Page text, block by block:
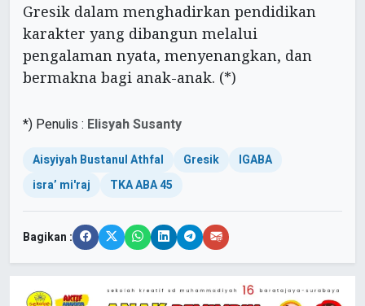
Gresik dalam menghadirkan pendidikan
karakter yang dibangun melalui
pengalaman nyata, menyenangkan, dan
bermakna bagi anak-anak. (*)
*) Penulis : Elisyah Susanty
Aisyiyah Bustanul Athfal Gresik
IGABA
isra’ mi'raj
TKA ABA 45
Bagikan :